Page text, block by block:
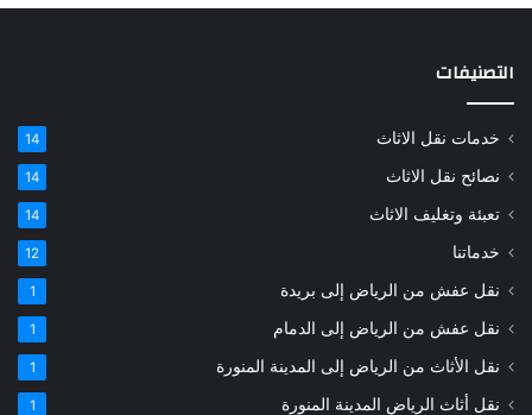
التصنيفات
خدمات نقل الاثاث 14
نصائح نقل الاثاث 14
تعبئة وتغليف الاثاث 14
خدماتنا 12
نقل عفش من الرياض إلى بريدة 1
نقل عفش من الرياض إلى الدمام 1
نقل الأثاث من الرياض إلى المدينة المنورة 1
نقل أثاث الرياض المدينة المنورة 1